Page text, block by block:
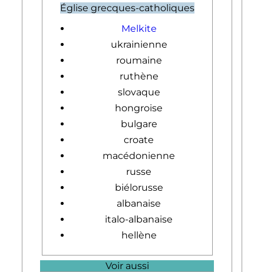
Église grecques-catholiques
Melkite
ukrainienne
roumaine
ruthène
slovaque
hongroise
bulgare
croate
macédonienne
russe
biélorusse
albanaise
italo-albanaise
hellène
Voir aussi